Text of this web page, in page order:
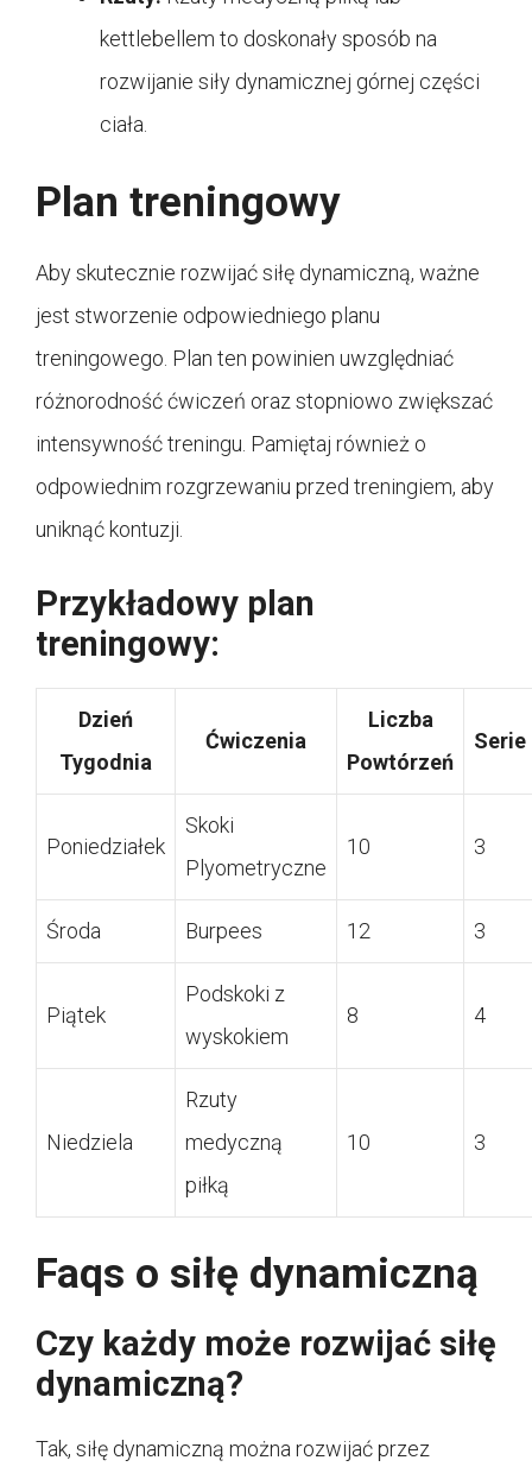
kettlebellem to doskonały sposób na
rozwijanie siły dynamicznej górnej części
ciała.
Plan treningowy
Aby skutecznie rozwijać siłę dynamiczną, ważne
jest stworzenie odpowiedniego planu
treningowego. Plan ten powinien uwzględniać
różnorodność ćwiczeń oraz stopniowo zwiększać
intensywność treningu. Pamiętaj również o
odpowiednim rozgrzewaniu przed treningiem, aby
uniknąć kontuzji.
Przykładowy plan
treningowy:
Dzień
Tygodnia
Ćwiczenia
Liczba
Powtórzeń
Serie
Poniedziałek
Skoki
Plyometryczne
10 3
Środa Burpees 12 3
Piątek
Podskoki z
wyskokiem
8 4
Niedziela
Rzuty
medyczną
piłką
10 3
Faqs o siłę dynamiczną
Czy każdy może rozwijać siłę
dynamiczną?
Tak, siłę dynamiczną można rozwijać przez